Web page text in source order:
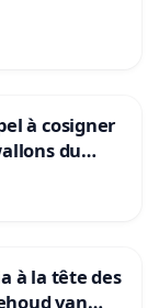
à cosigner
du
à la tête des
van